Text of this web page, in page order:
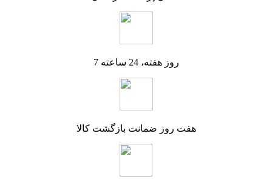
7 روز هفته، 24 ساعته
هفت روز ضمانت بازگشت کالا